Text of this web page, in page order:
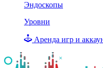
Эндоскопы
Уровни
Аренда игр и